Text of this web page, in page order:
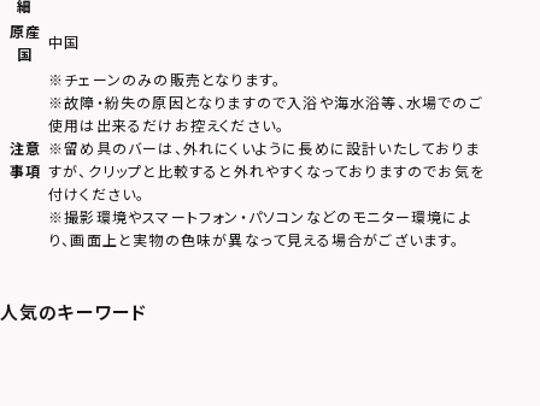
細
原産
国
中国
注意
事項
※チェーンのみの販売となります。
※故障・紛失の原因となりますので入浴や海水浴等、水場でのご
使用は出来るだけお控えください。
※留め具のバーは、外れにくいように長めに設計いたしておりま
すが、クリップと比較すると外れやすくなっておりますのでお気を
付けください。
※撮影環境やスマートフォン・パソコンなどのモニター環境によ
り、画面上と実物の色味が異なって見える場合がございます。